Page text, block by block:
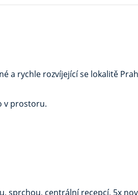
a rychle rozvíjející se lokalitě
v prostoru.
sprchou, centrální recepcí, 5x